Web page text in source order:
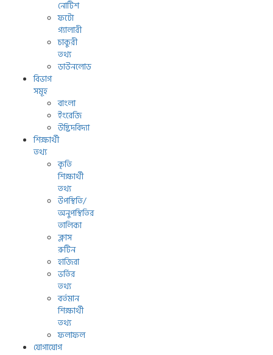
নোটিশ
ফটো
গ্যালারী
চাকুরী
তথ্য
ডাউনলোড
বিভাগ
সমূহ
বাংলা
ইংরেজি
উদ্ভিদবিদ্যা
শিক্ষার্থী
তথ্য
কৃতি
শিক্ষার্থী
তথ্য
উপস্থিতি/
অনুপস্থিতির
তালিকা
ক্লাস
রুটিন
হাজিরা
ভর্তির
তথ্য
বর্তমান
শিক্ষার্থী
তথ্য
ফলাফল
যোগাযোগ